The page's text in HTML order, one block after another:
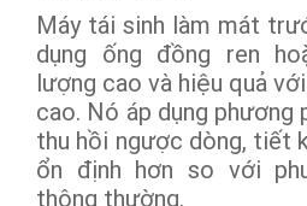
Máy tái sinh làm mát
dụng ống đồng ren
lượng cao và hiệu quả
cao. Nó áp dụng
thu hồi ngược dòng, tiết
ổn định hơn so với
thông thường.